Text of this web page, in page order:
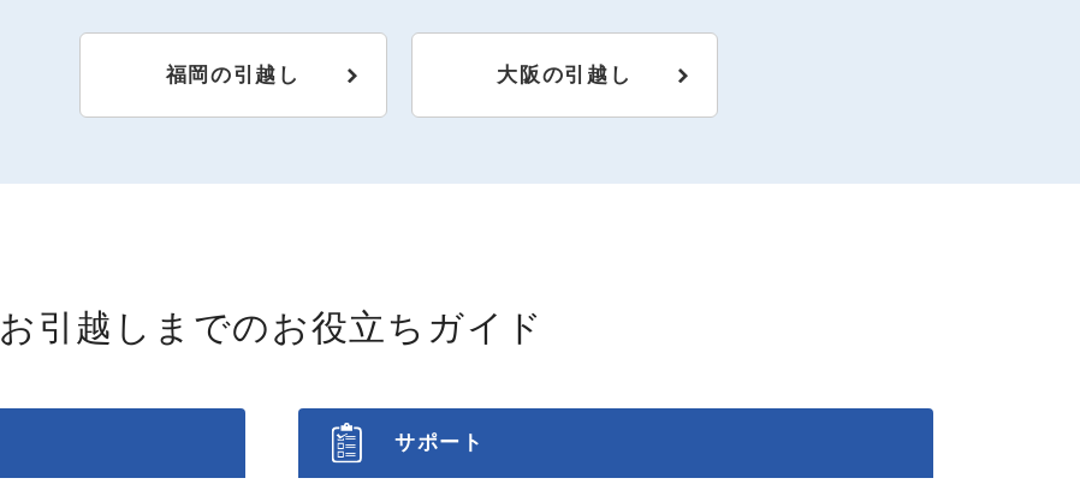
福岡の引越し 大阪の引越し
お引越しまでのお役立ちガイド
サポート